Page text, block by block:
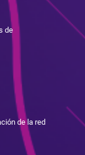
de
de la red